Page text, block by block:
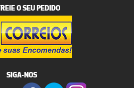
O SEU PEDIDO
SIGA-NOS